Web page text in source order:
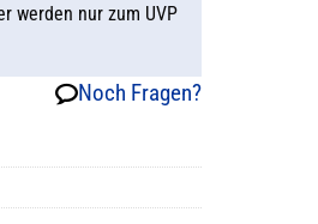
werden nur zum UVP
Noch Fragen?